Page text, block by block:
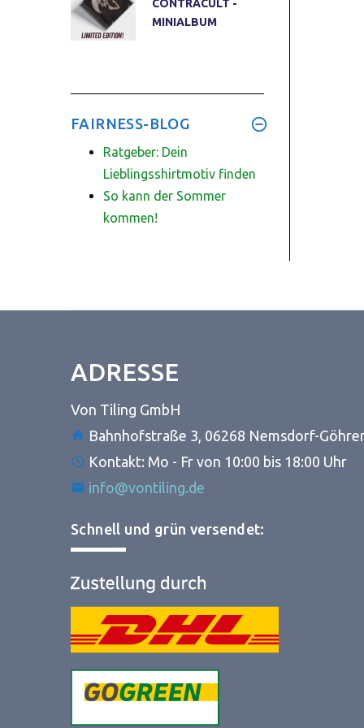
CONTRACULT -
MINIALBUM
FAIRNESS-BLOG
Ratgeber: Dein
Lieblingsshirtmotiv finden
So kann der Sommer
kommen!
ADRESSE
Von Tiling GmbH
Bahnhofstraße 3, 06268 Nemsdorf-
Kontakt: Mo - Fr von 10:00 bis 18:00 Uhr
info@vontiling.de
Schnell und grün versendet: